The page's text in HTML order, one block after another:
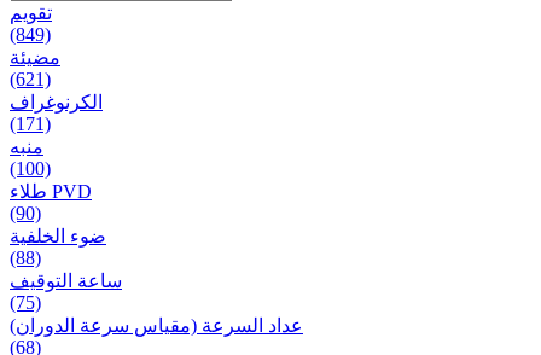
تقويم
(849)
مضيئة
(621)
الكرنوغراف
(171)
منبه
(100)
طلاء PVD
(90)
ضوء الخلفية
(88)
ساعة التوقيف
(75)
عداد السرعة (مقياس سرعة الدوران)
(68)